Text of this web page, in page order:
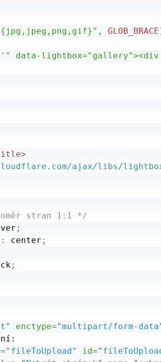
, GLOB_BRACE
'" data-
>
ajax/libs/
stran 1:1 */
;
: center ;
;
" enctype="multipart/form-data
=" fileToUpload " id="